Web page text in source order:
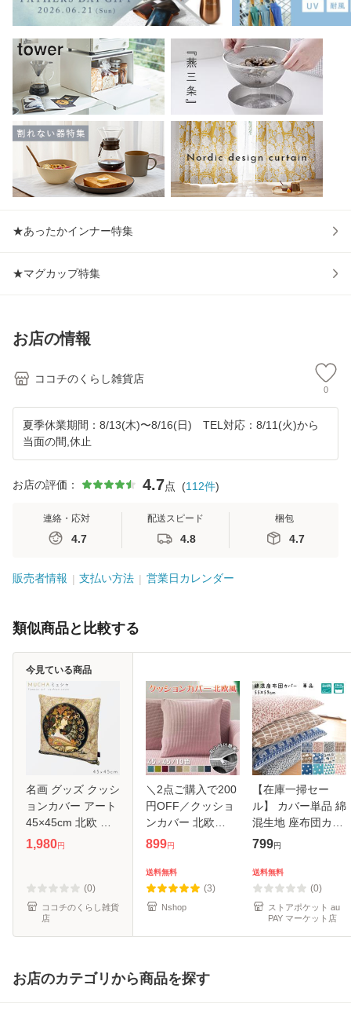
★あったかインナー特集
★マグカップ特集
お店の情報
ココチのくらし雑貨店
0
夏季休業期間：8/13(木)〜8/16(日) TEL対応：8/11(火)から
当面の間,休止
お店の評価： 4.7点 (112件)
連絡・応対
4.7
配送スピード
4.8
梱包
4.7
販売者情報 支払い方法 営業日カレンダー
類似商品と比較する
名画 グッズ クッシ
ョンカバー アート
45×45cm 北欧 絵
画 有名画家 アンテ
貨 名画クッション
カバ
1,980円
(0)
ココチのくらし雑貨
店
今見ている商品
＼2点ご購入で200
円OFF／クッショ
ンカバー 北欧
45×45cm 丸洗い
か かわいい 汚れ防
止 洗える 無地 イ
ンテリア 替えカバ
899円
送料無料
(3)
Nshop
【在庫一掃セー
ル】 カバー単品 綿
混生地 座布団カバ
ー 約55cm×59cm
背当てクッション
フロア リビング 新
生活 在宅勤
799円
送料無料
(0)
ストアポケット au
PAY マーケット店
お店のカテゴリから商品を探す